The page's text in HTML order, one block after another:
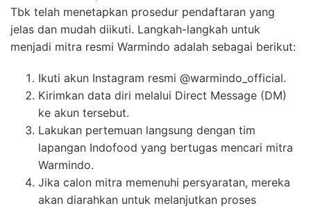
Tbk telah menetapkan prosedur pendaftaran yang
jelas dan mudah diikuti. Langkah-langkah untuk
menjadi mitra resmi Warmindo adalah sebagai berikut:
Ikuti akun Instagram resmi @warmindo_official.
Kirimkan data diri melalui Direct Message (DM)
ke akun tersebut.
Lakukan pertemuan langsung dengan tim
lapangan Indofood yang bertugas mencari mitra
Warmindo.
Jika calon mitra memenuhi persyaratan, mereka
akan diarahkan untuk melanjutkan proses